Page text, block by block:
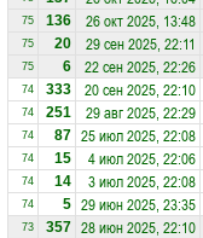
75 136 26 окт 2025, 13:48
75 20 29 сен 2025, 22:11
75 6 22 сен 2025, 22:26
74 333 20 сен 2025, 22:10
74 251 29 авг 2025, 22:29
74 87 25 июл 2025, 22:08
74 15 4 июл 2025, 22:06
74 14 3 июл 2025, 22:08
74 5 29 июн 2025, 23:35
73 357 28 июн 2025, 22:10